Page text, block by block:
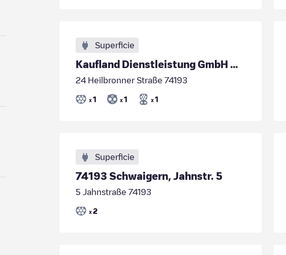
Superficie
Kaufland Dienstleistung GmbH & Co. KG/23f50707-5e43-4126-b073-eeef048fb288
24 Heilbronner Straße 74193
x 1 x 1 x 1
Superficie
74193 Schwaigern, Jahnstr. 5
5 Jahnstraße 74193
x 2